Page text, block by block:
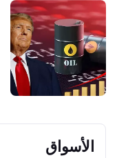
الأسواق